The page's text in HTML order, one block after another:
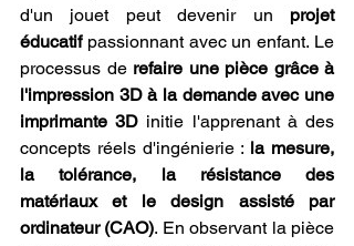
d'un jouet peut devenir un projet
éducatif passionnant avec un enfant. Le
processus de refaire une pièce grâce à
l'impression 3D à la demande avec une
imprimante 3D initie l'apprenant à des
concepts réels d'ingénierie : la mesure,
la tolérance, la résistance des
matériaux et le design assisté par
ordinateur (CAO). En observant la pièce